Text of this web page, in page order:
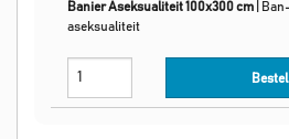
Banier Aseksualiteit 100x300 cm
aseksualiteit